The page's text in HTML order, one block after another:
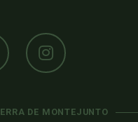
DE MONTEJUNTO